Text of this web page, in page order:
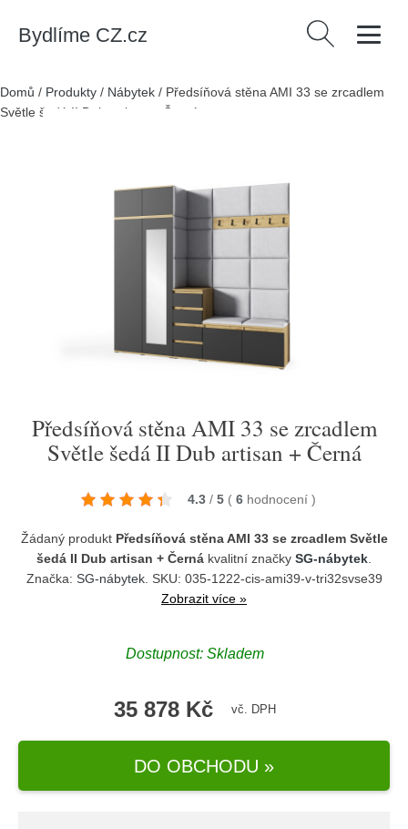
Bydlíme CZ.cz Vyhledávání
Domů / Produkty / Nábytek / Předsíňová stěna AMI 33 se zrcadlem
Světle šedá II Dub artisan + Černá
Předsíňová stěna AMI 33 se zrcadlem
Světle šedá II Dub artisan + Černá
4.3 / 5 ( 6 hodnocení )
Žádaný produkt Předsíňová stěna AMI 33 se zrcadlem Světle
šedá II Dub artisan + Černá kvalitní značky SG-nábytek
Značka: SG-nábytek. SKU: 035-1222-cis-ami39-v-tri32svse39
Zobrazit více »
Dostupnost: Skladem
35 878 Kč vč. DPH
DO OBCHODU »